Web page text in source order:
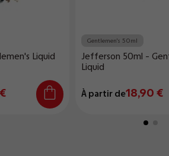
Liquid
Gentlemen's 50ml
Jefferson 50ml -
Liquid
À partir de18,90 €